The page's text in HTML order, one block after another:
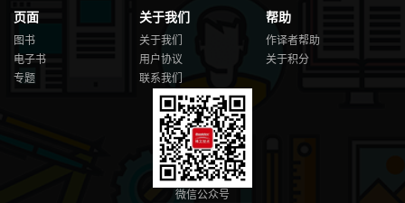
页面
图书
电子书
专题
关于我们
关于我们
用户协议
联系我们
帮助
作译者帮助
关于积分
微信公众号